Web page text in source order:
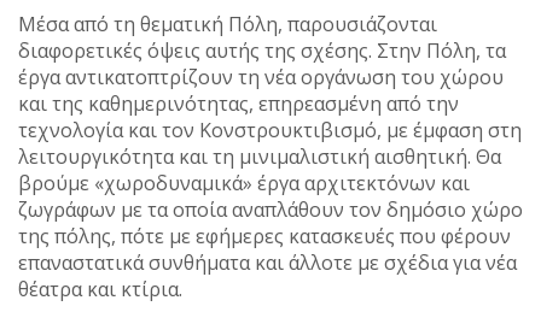
Μέσα από τη θεματική Πόλη, παρουσιάζονται
διαφορετικές όψεις αυτής της σχέσης. Στην Πόλη, τα
έργα αντικατοπτρίζουν τη νέα οργάνωση του χώρου
και της καθημερινότητας, επηρεασμένη από την
τεχνολογία και τον Κονστρουκτιβισμό, με έμφαση στη
λειτουργικότητα και τη μινιμαλιστική αισθητική. Θα
βρούμε «χωροδυναμικά» έργα αρχιτεκτόνων και
ζωγράφων με τα οποία αναπλάθουν τον δημόσιο χώρο
της πόλης, πότε με εφήμερες κατασκευές που φέρουν
επαναστατικά συνθήματα και άλλοτε με σχέδια για νέα
θέατρα και κτίρια.